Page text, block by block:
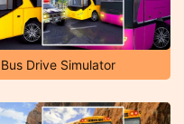
Bus Drive Simulator